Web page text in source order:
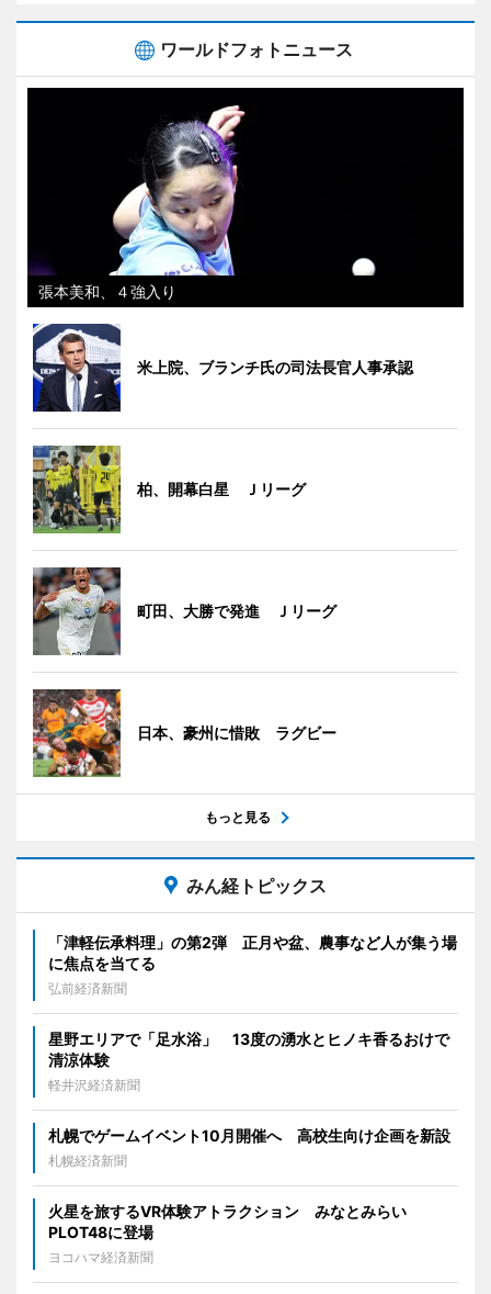
ワールドフォトニュース
張本美和、４強入り
米上院、ブランチ氏の司法長官人事承認
柏、開幕白星 Ｊリーグ
町田、大勝で発進 Ｊリーグ
日本、豪州に惜敗 ラグビー
もっと見る
みん経トピックス
「津軽伝承料理」の第2弾 正月や盆、農事など人が集う場
に焦点を当てる
弘前経済新聞
星野エリアで「足水浴」 13度の湧水とヒノキ香るおけで
清涼体験
軽井沢経済新聞
札幌でゲームイベント10月開催へ 高校生向け企画を新設
札幌経済新聞
火星を旅するVR体験アトラクション みなとみらい
PLOT48に登場
ヨコハマ経済新聞